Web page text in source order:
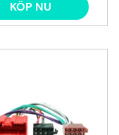
KÖP NU